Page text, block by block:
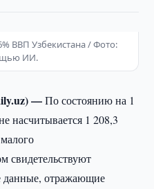
ВВП Узбекистана / Фото:
ИИ.
—По состоянию на 1
насчитывается 1 208,3
свидетельствуют
данные, отражающие